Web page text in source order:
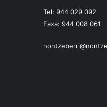
Tel: 944 029 092
Faxa: 944 008 061